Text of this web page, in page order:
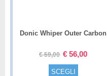
Donic Whiper Outer Carbon
€59,00 € 56,00
SCEGLI